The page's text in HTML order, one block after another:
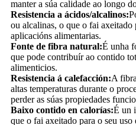
manter a súa calidade ao longo
Resistencia a ácidos/alcalinos:
ou alcalinas, o que o fai axeitado
aplicacións alimentarias.
Fonte de fibra natural:É unha
que pode contribuír ao contido
alimenticios.
Resistencia á calefacción:A
altas temperaturas durante o
perder as súas propiedades
Baixo contido en calorías:É un
que o fai axeitado para o seu